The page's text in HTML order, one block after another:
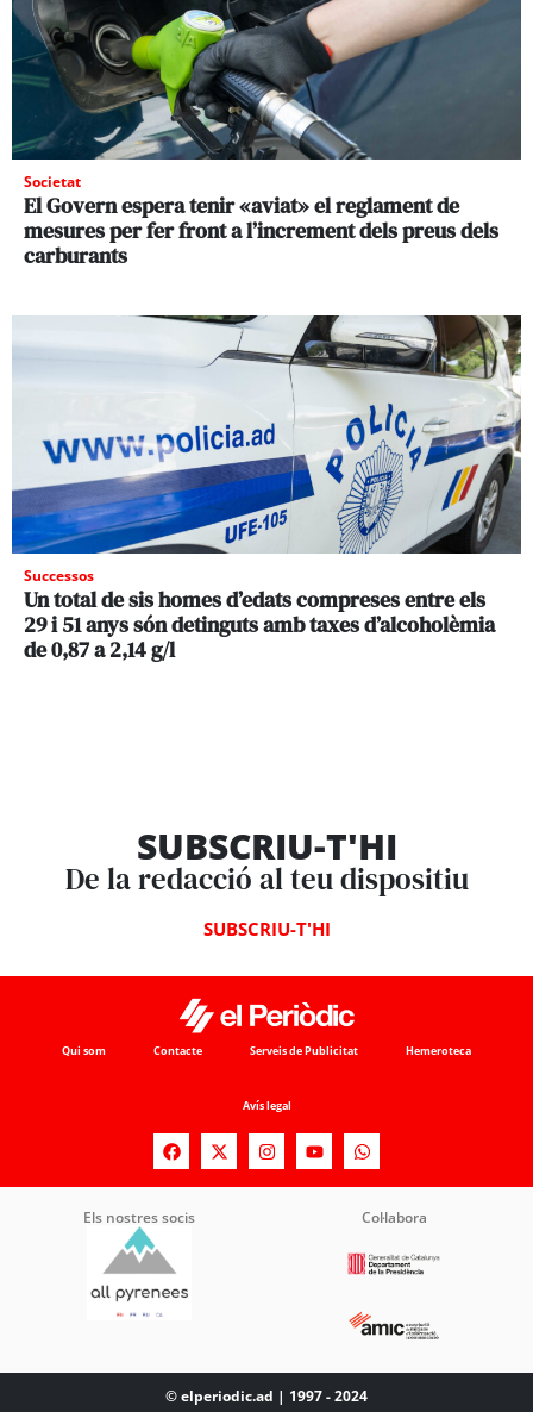
Societat
El Govern espera tenir «aviat» el reglament de
mesures per fer front a l’increment dels preus dels
carburants
Successos
Un total de sis homes d’edats compreses entre els
29 i 51 anys són detinguts amb taxes d’alcoholèmia
de 0,87 a 2,14 g/l
SUBSCRIU-T'HI
De la redacció al teu dispositiu
SUBSCRIU-T'HI
Qui som Contacte Serveis de Publicitat Hemeroteca
Avís legal
Els nostres socis Col·labora
© elperiodic.ad | 1997 - 2024